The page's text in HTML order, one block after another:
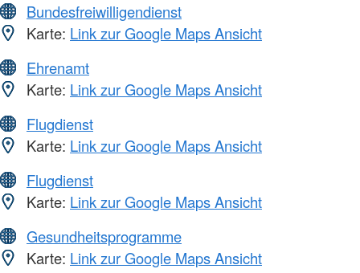
Bundesfreiwilligendienst
Karte: Link zur Google Maps Ansicht
Ehrenamt
Karte: Link zur Google Maps Ansicht
Flugdienst
Karte: Link zur Google Maps Ansicht
Flugdienst
Karte: Link zur Google Maps Ansicht
Gesundheitsprogramme
Karte: Link zur Google Maps Ansicht